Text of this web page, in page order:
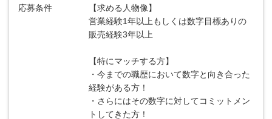
応募条件
【求める人物像】
営業経験1年以上もしくは数字目標ありの
販売経験3年以上
【特にマッチする方】
・今までの職歴において数字と向き合った
経験がある方！
・さらにはその数字に対してコミットメン
トしてきた方！